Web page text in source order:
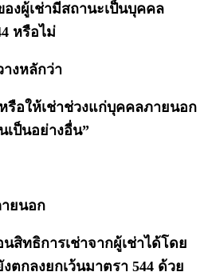
งผู้เช่ามีสถานะเป็นบุคคล
หรือไม่
างหลักว่า
รือให้เช่าช่วงแก่บุคคลภายนอก
เป็นอย่างอื่น”
ยนอก
สิทธิการเช่าจากผู้เช่าได้โดย
กลงยกเว้นมาตรา 544 ด้วย